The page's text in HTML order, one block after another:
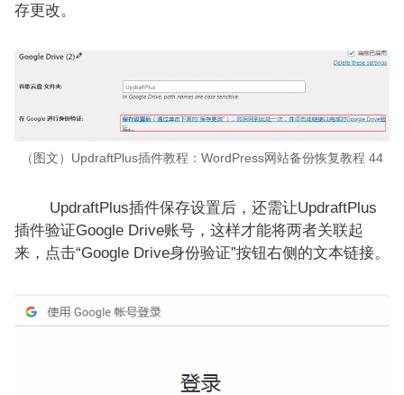
存更改。
（图文）UpdraftPlus插件教程：WordPress网站备份恢复教程 44
UpdraftPlus插件保存设置后，还需让UpdraftPlus
插件验证Google Drive账号，这样才能将两者关联起
来，点击“Google Drive身份验证”按钮右侧的文本链接。